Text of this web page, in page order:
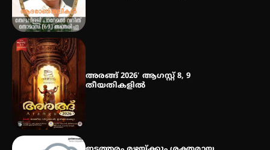
അരങ്ങ് 2026′ ആഗസ്റ്റ് 8, 9
തീയതികളിൽ